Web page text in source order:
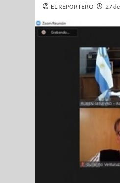
EL REPORTERO 27